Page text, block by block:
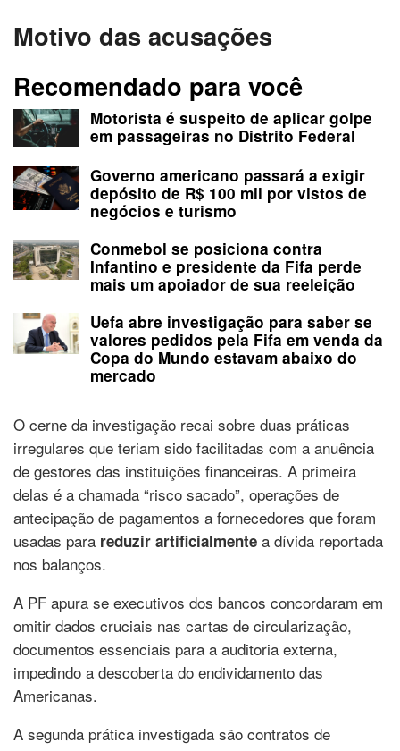
Motivo das acusações
Recomendado para você
Motorista é suspeito de aplicar golpe
em passageiras no Distrito Federal
Governo americano passará a exigir
depósito de R$ 100 mil por vistos de
negócios e turismo
Conmebol se posiciona contra
Infantino e presidente da Fifa perde
mais um apoiador de sua reeleição
Uefa abre investigação para saber se
valores pedidos pela Fifa em venda da
Copa do Mundo estavam abaixo do
mercado
O cerne da investigação recai sobre duas práticas
irregulares que teriam sido facilitadas com a anuência
de gestores das instituições financeiras. A primeira
delas é a chamada “risco sacado”, operações de
antecipação de pagamentos a fornecedores que foram
usadas para reduzir artificialmente a dívida reportada
nos balanços.
A PF apura se executivos dos bancos concordaram em
omitir dados cruciais nas cartas de circularização,
documentos essenciais para a auditoria externa,
impedindo a descoberta do endividamento das
Americanas.
A segunda prática investigada são contratos de